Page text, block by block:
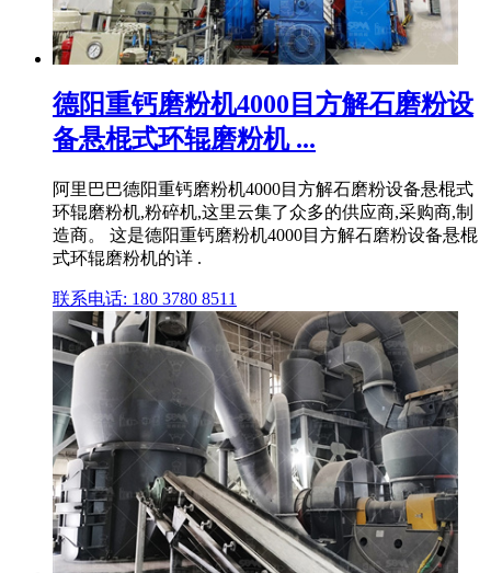
德阳重钙磨粉机4000目方解石磨粉设
备悬棍式环辊磨粉机 ...
阿里巴巴德阳重钙磨粉机4000目方解石磨粉设备悬棍式
环辊磨粉机,粉碎机,这里云集了众多的供应商,采购商,制
造商。 这是德阳重钙磨粉机4000目方解石磨粉设备悬棍
式环辊磨粉机的详 .
联系电话: 180 3780 8511